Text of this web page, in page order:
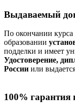
Выдаваемый
По окончании
образовании
подделки и имеет
Удостоверение,
России или
100% гарантия